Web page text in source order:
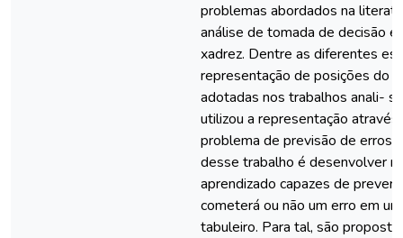
problemas abordados na
análise de tomada de decisão
xadrez. Dentre as diferentes
representação de posições do
adotadas nos trabalhos anali-
utilizou a representação
problema de previsão de erros.
desse trabalho é desenvolver
aprendizado capazes de prever
cometerá ou não um erro em
tabuleiro. Para tal, são